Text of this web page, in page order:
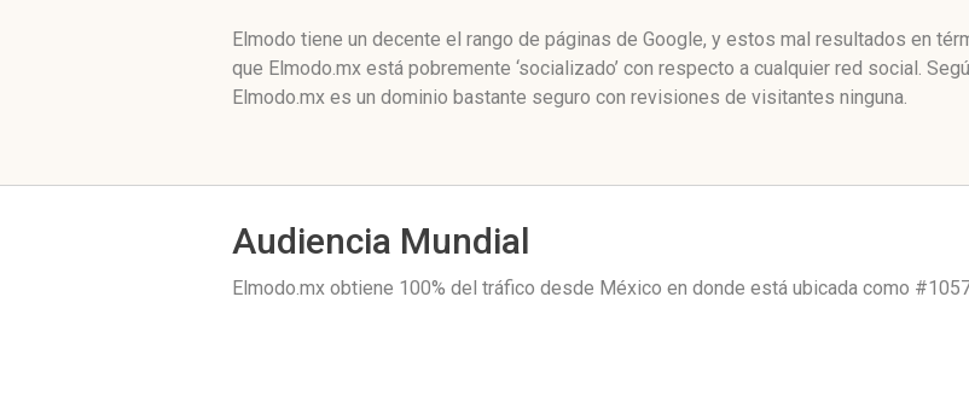
Elmodo tiene un decente el rango de páginas de Google, y estos mal resultados en
que Elmodo.mx está pobremente ‘socializado’ con respecto a cualquier red social.
Elmodo.mx es un dominio bastante seguro con revisiones de visitantes ninguna.
Audiencia Mundial
Elmodo.mx obtiene 100% del tráfico desde México en donde está ubicada como